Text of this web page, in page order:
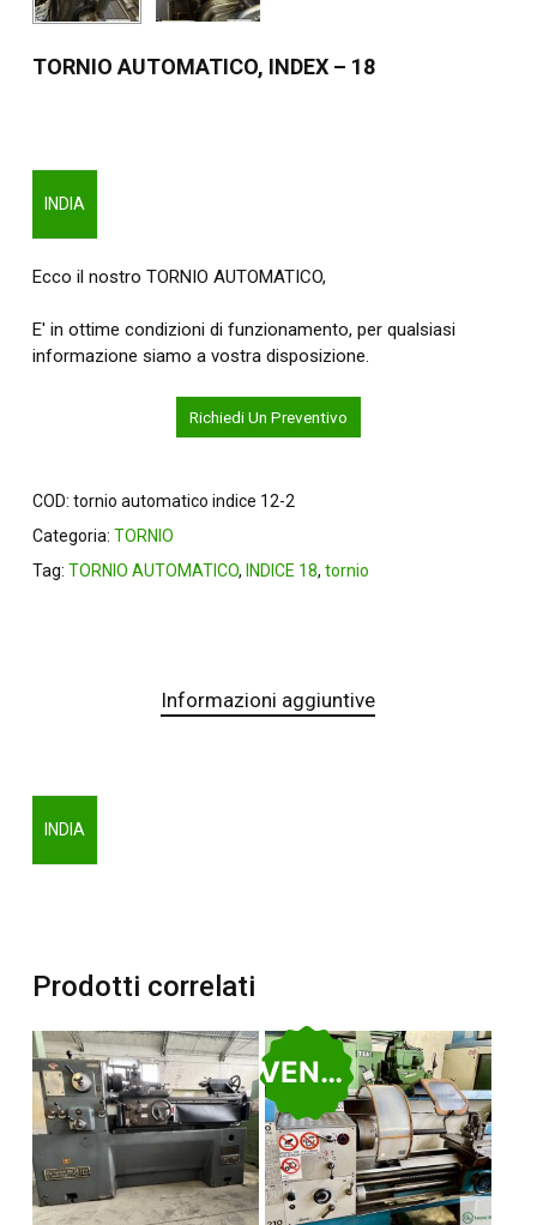
TORNIO AUTOMATICO, INDEX – 18
INDIA
Ecco il nostro TORNIO AUTOMATICO,
E' in ottime condizioni di funzionamento, per qualsiasi
informazione siamo a vostra disposizione.
Richiedi Un Preventivo
COD: tornio automatico indice 12-2
Categoria: TORNIO
Tag: TORNIO AUTOMATICO, INDICE 18, tornio
Informazioni aggiuntive
INDIA
Prodotti correlati
VENDUTO